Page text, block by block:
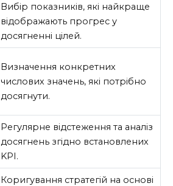
Вибір показників, які найкраще
відображають прогрес у
досягненні цілей.
Визначення конкретних
числових значень, які потрібно
досягнути.
Регулярне відстеження та аналіз
досягнень згідно встановлених
KPI.
Коригування стратегій на основі